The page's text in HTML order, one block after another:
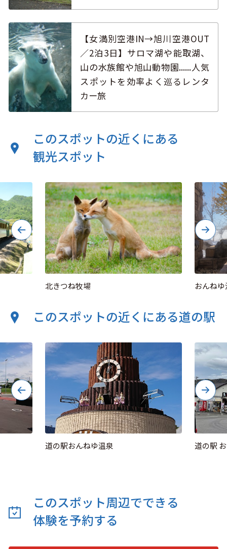
【女満別空港IN→旭川空港OUT
／2泊3日】サロマ湖や能取湖、
山の水族館や旭山動物園......人気
スポットを効率よく巡るレンタ
カー旅
このスポットの近くにある
観光スポット
北きつね牧場 おんね
このスポットの近くにある道の駅
道の駅おんねゆ温泉 道の駅
このスポット周辺でできる
体験を予約する